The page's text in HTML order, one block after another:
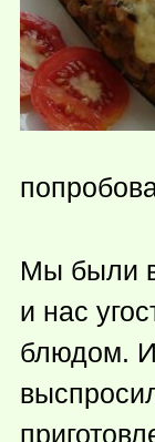
Мы были
и нас
блюдом. И